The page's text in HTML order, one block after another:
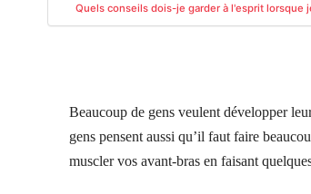
Quels conseils dois-je garder à l'esprit lorsque
Beaucoup de gens veulent développer
gens pensent aussi qu’il faut faire
muscler vos avant-bras en faisant